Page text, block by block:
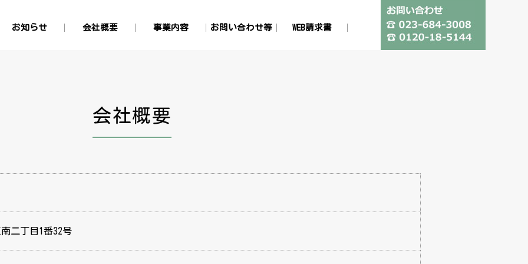
お知らせ 会社概要 事業内容 お問い合わせ等 WEB請求書
会社概要
二丁目1番32号